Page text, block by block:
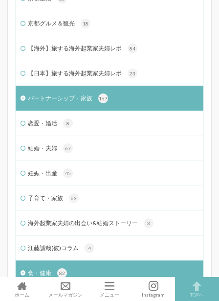
京都グルメ＆観光 18
【海外】旅する海外起業家夫婦レポ 84
【日本】旅する海外起業家夫婦レポ 23
パートナーシップ・家族 167
恋愛・婚活 8
結婚・夫婦 67
妊娠・出産 45
子育て・家族 63
海外起業家夫婦の出会い&結婚ストーリー 3
江藤誠哉(彼)コラム 4
食・健康 82
こころキッチン 32
ホーム メールマガジン メニュー Instagram TOPへ